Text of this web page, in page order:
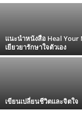
แนะนำหนังสือ Heal Your
เยียวยารักษาใจตัวเอง
เขียนเปลี่ยนชีวิตและจิตใจ